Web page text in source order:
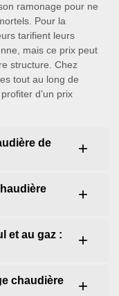
ramonage pour ne
Pour la
tarifient leurs
mais ce prix peut
structure. Chez
tout au long de
d’un prix
de
et au gaz :
chaudière